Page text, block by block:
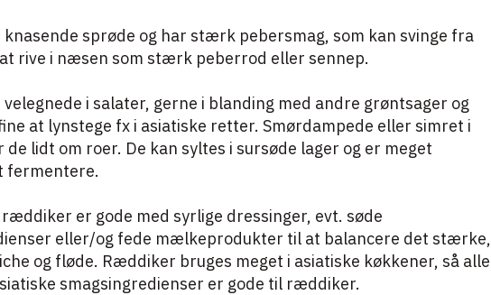
sprøde og har stærk pebersmag, som kan svinge fra
rive i næsen som stærk peberrod eller sennep.
i salater, gerne i blanding med andre grøntsager og
at lynstege fx i asiatiske retter. Smørdampede eller simret i
lidt om roer. De kan syltes i sursøde lager og er meget
fermentere.
er gode med syrlige dressinger, evt. søde
eller/og fede mælkeprodukter til at balancere det stærke,
og fløde. Ræddiker bruges meget i asiatiske køkkener, så alle
smagsingredienser er gode til ræddiker.